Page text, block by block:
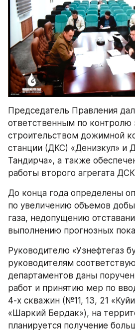
Председатель Правления
ответственным по контролю
строительством дожимной
станции (ДКС) «Денизкул» и
Тандирча», а также
работы второго агрегата
До конца года определены
по увеличению объемов
газа, недопущению
выполнению прогнозных
Руководителю «Узнефтегаз
руководителям
департаментов даны
работ и принятию мер по
4-х скважин (№11, 13, 21
«Шаркий Бердак»), на
планируется получение